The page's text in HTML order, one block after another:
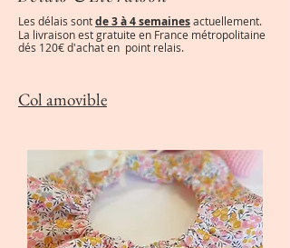
Les délais sontde 3 à 4 semainesactuellement.
La livraison est gratuite en France métropolitaine
dés 120€ d'achat en point relais.
Col amovible